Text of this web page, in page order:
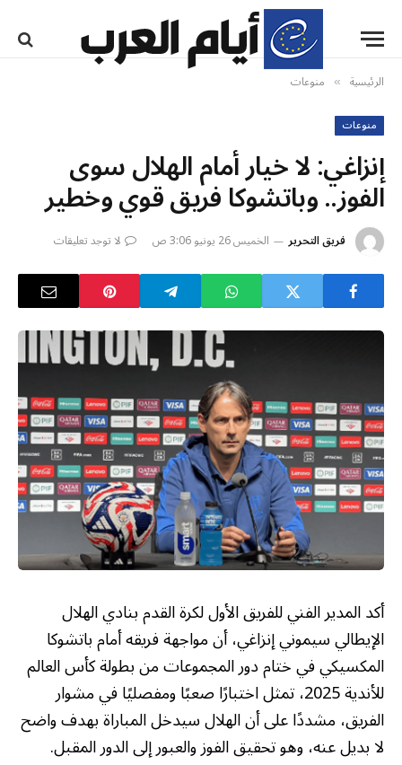
الرئيسية » منوعات
منوعات
إنزاغي: لا خيار أمام الهلال سوى
الفوز.. وباتشوكا فريق قوي وخطير
فريق التحرير الخميس 26 يونيو 3:06 ص لا توجد تعليقات
أكد المدير الفني للفريق الأول لكرة القدم بنادي الهلال
الإيطالي سيموني إنزاغي، أن مواجهة فريقه أمام باتشوكا
المكسيكي في ختام دور المجموعات من بطولة كأس العالم
للأندية 2025، تمثل اختبارًا صعبًا ومفصليًا في مشوار
الفريق، مشددًا على أن الهلال سيدخل المباراة بهدف واضح
لا بديل عنه، وهو تحقيق الفوز والعبور إلى الدور المقبل.